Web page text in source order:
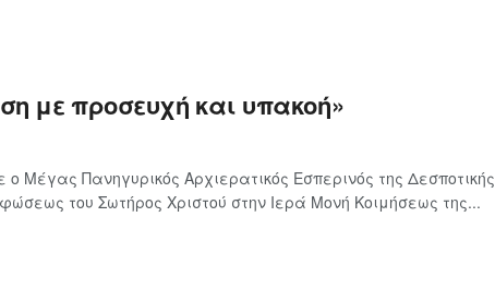
με προσευχή και υπακοή»
Μέγας Πανηγυρικός Αρχιερατικός Εσπερινός της Δεσποτικής
του Σωτήρος Χριστού στην Ιερά Μονή Κοιμήσεως της...